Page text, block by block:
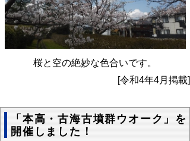
桜と空の絶妙な色合いです。
[令和4年4月掲載]
「本高・古海古墳群ウオーク」を
開催しました！